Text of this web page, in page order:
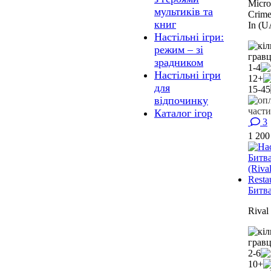
мультиків та
книг
Настільні ігри:
режим – зі
зрадником
Настільні ігри
для
відпочинку
Каталог ігор
In
1-4
12+
15-45
3
1
Rival
2-6
10+